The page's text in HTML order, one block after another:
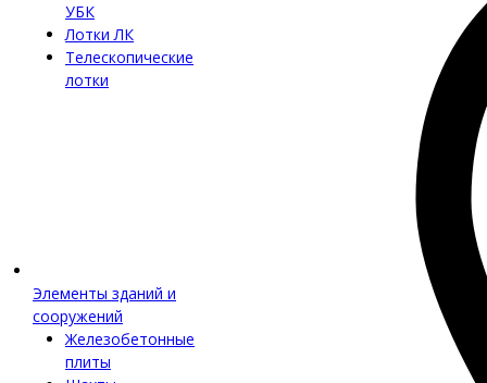
УБК
Лотки ЛК
Телескопические
лотки
Элементы зданий и
сооружений
Железобетонные
плиты